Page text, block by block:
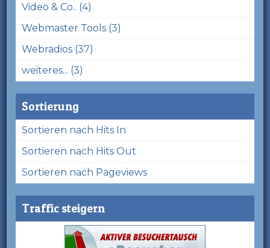
Video & Co.. (4)
Webmaster Tools (3)
Webradios (37)
weiteres... (3)
Sortierung
Sortieren nach Hits In
Sortieren nach Hits Out
Sortieren nach Pageviews
Traffic steigern